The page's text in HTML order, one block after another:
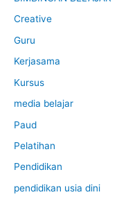
Creative
Guru
Kerjasama
Kursus
media belajar
Paud
Pelatihan
Pendidikan
pendidikan usia dini